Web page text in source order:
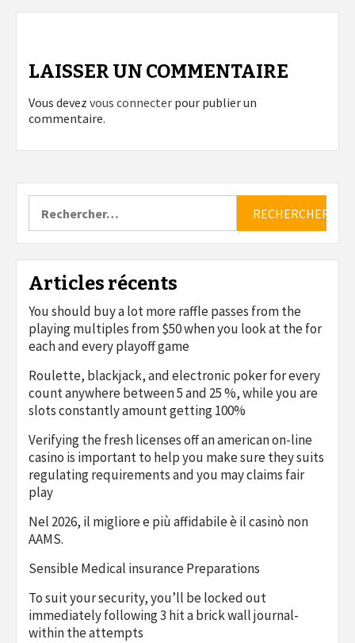
LAISSER UN COMMENTAIRE
Vous devez vous connecter pour publier un
commentaire.
Articles récents
You should buy a lot more raffle passes from the
playing multiples from $50 when you look at the for
each and every playoff game
Roulette, blackjack, and electronic poker for every
count anywhere between 5 and 25 %, while you are
slots constantly amount getting 100%
Verifying the fresh licenses off an american on-line
casino is important to help you make sure they suits
regulating requirements and you may claims fair
play
Nel 2026, il migliore e più affidabile è il casinò non
AAMS.
Sensible Medical insurance Preparations
To suit your security, you’ll be locked out
immediately following 3 hit a brick wall journal-
within the attempts